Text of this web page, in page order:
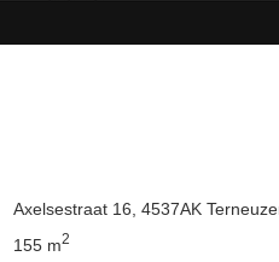
Axelsestraat 16, 4537AK
155 m2